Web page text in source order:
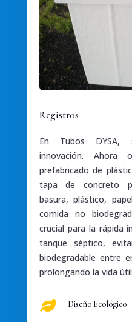
Registros
En Tubos DYSA,
innovación. Ahora
prefabricado de
tapa de concreto
basura, plástico,
comida no
crucial para la rápida
tanque séptico,
biodegradable entre
prolongando la vida
 Diseño Ecológico